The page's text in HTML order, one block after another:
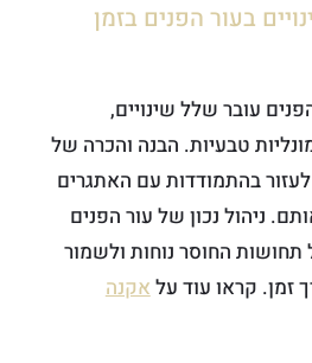
בעור הפנים בזמן
עובר שלל שינויים,
טבעיות. הבנה והכרה של
לעזור בהתמודדות עם האתגרים
ניהול נכון של עור הפנים
תחושות החוסר נוחות ולשמור
זמן. קראו עוד עלאקנה